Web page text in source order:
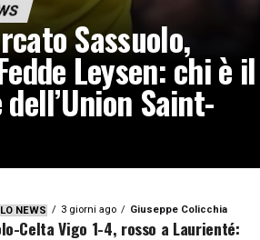
Sassuolo,
Leysen: chi è il
Saint-
NEWS 3 giorni ago Giuseppe Colicchia
Celta Vigo 1-4, rosso a Laurienté: